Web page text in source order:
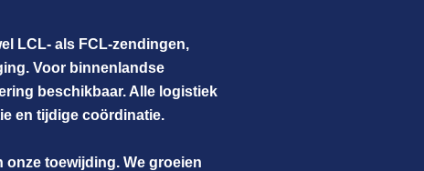
LCL- als FCL-zendingen,
Voor binnenlandse
beschikbaar. Alle logistiek
en tijdige coördinatie.
onze toewijding. We groeien